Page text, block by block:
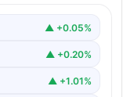
▲ +0.05%
▲ +0.20%
▲ +1.01%